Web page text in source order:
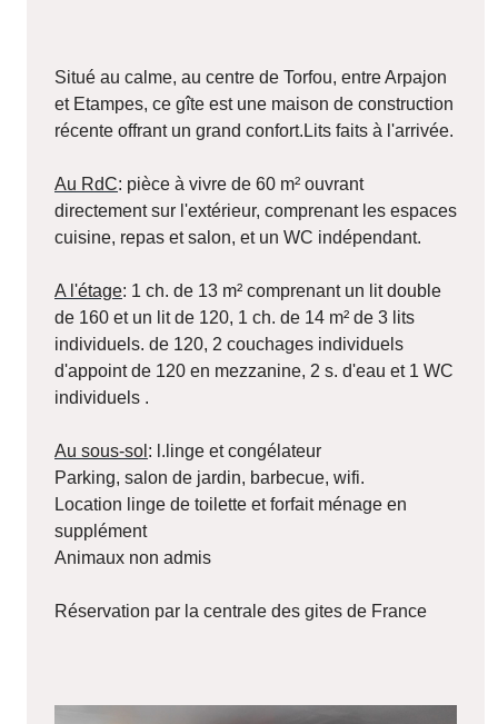
Situé au calme, au centre de Torfou, entre Arpajon
et Etampes, ce gîte est une maison de construction
récente offrant un grand confort.Lits faits à l'arrivée.
Au RdC: pièce à vivre de 60 m² ouvrant
directement sur l'extérieur, comprenant les espaces
cuisine, repas et salon, et un WC indépendant.
A l'étage: 1 ch. de 13 m² comprenant un lit double
de 160 et un lit de 120, 1 ch. de 14 m² de 3 lits
individuels. de 120, 2 couchages individuels
d'appoint de 120 en mezzanine, 2 s. d'eau et 1 WC
individuels .
Au sous-sol : l.linge et congélateur
Parking, salon de jardin, barbecue, wifi.
Location linge de toilette et forfait ménage en
supplément
Animaux non admis
Réservation par la centrale des gites de France